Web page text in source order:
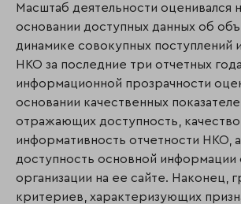
Масштаб деятельности оценивался
основании доступных данных об
динамике совокупных поступлений
НКО за последние три отчетных
информационной прозрачности
основании качественных
отражающих доступность, качество
информативность отчетности НКО,
доступность основной информации
организации на ее сайте. Наконец,
критериев, характеризующих